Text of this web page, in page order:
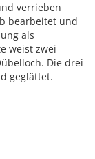
verrieben
bearbeitet und
als
weist zwei
Die drei
geglättet.